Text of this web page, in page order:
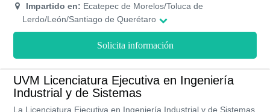
egresado de la UNITEC es un privilegio ya que te permitirá
conseguir grandes oportunidades para tu crecimiento
Impartido en: Ecatepec de Morelos/Toluca de
Lerdo/León/Santiago de Querétaro
Solicita información
UVM Licenciatura Ejecutiva en Ingeniería
Industrial y de Sistemas
La Licenciatura Ejecutiva en Ingeniería Industrial y de Sistemas